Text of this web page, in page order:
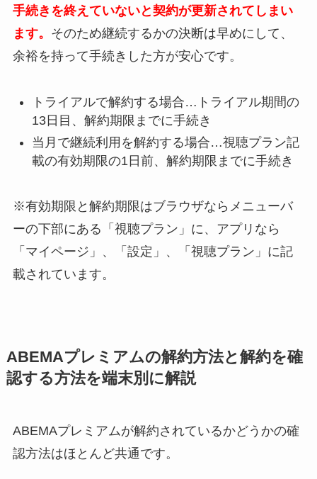
手続きを終えていないと契約が更新されてしまい
ます。 そのため継続するかの決断は早めにして、
余裕を持って手続きした方が安心です。
トライアルで解約する場合…トライアル期間の
13日目、解約期限までに手続き
当月で継続利用を解約する場合…視聴プラン記
載の有効期限の1日前、解約期限までに手続き
※有効期限と解約期限はブラウザならメニューバ
ーの下部にある「視聴プラン」に、アプリなら
「マイページ」、「設定」、「視聴プラン」に記
載されています。
ABEMAプレミアムの解約方法と解約を確
認する方法を端末別に解説
ABEMAプレミアムが解約されているかどうかの確
認方法はほとんど共通です。